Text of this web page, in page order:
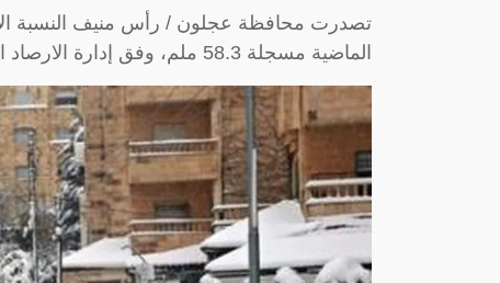
الماضية مسجلة 58.3 ملم، وفق إدارة الارصاد الجوية.